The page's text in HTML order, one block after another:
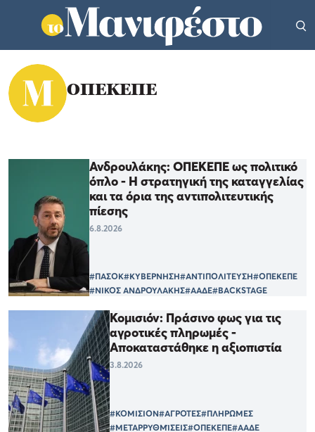
ΟΠΕΚΕΠΕ
Ανδρουλάκης: ΟΠΕΚΕΠΕ ως πολιτικό
όπλο - Η στρατηγική της καταγγελίας
και τα όρια της αντιπολιτευτικής
πίεσης
6.8.2026
#ΠΑΣΟΚ#ΚΥΒΕΡΝΗΣΗ#ΑΝΤΙΠΟΛΙΤΕΥΣΗ#ΟΠΕΚΕΠΕ
#ΝΙΚΟΣ ΑΝΔΡΟΥΛΑΚΗΣ#ΑΑΔΕ#BACKSTAGE
Κομισιόν: Πράσινο φως για τις
αγροτικές πληρωμές -
Αποκαταστάθηκε η αξιοπιστία
3.8.2026
#ΚΟΜΙΣΙΟΝ#ΑΓΡΟΤΕΣ#ΠΛΗΡΩΜΕΣ
#ΜΕΤΑΡΡΥΘΜΊΣΕΙΣ#ΟΠΕΚΕΠΕ#ΑΑΔΕ